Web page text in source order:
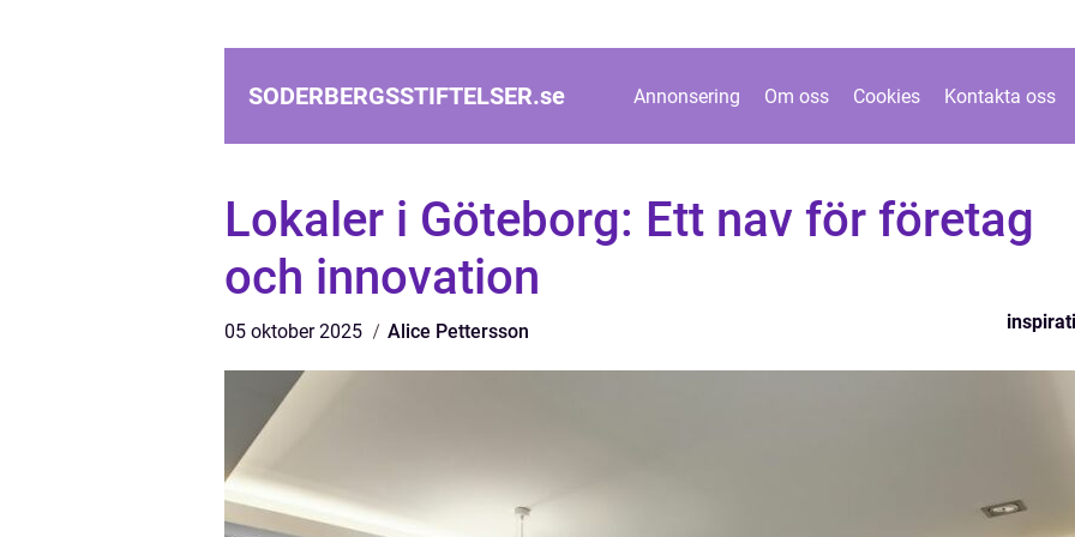
SODERBERGSSTIFTELSER.se Annonsering Om oss Cookies Kontakta oss
Lokaler i Göteborg: Ett nav för företag
och innovation
05 oktober 2025 Alice Pettersson